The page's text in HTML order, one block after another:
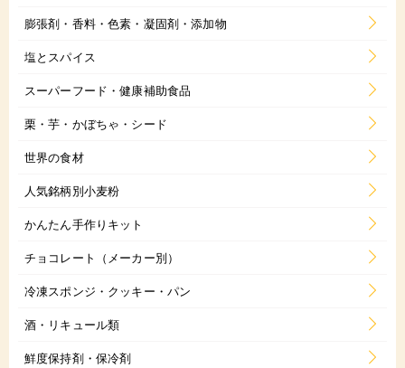
膨張剤・香料・色素・凝固剤・添加物
塩とスパイス
スーパーフード・健康補助食品
栗・芋・かぼちゃ・シード
世界の食材
人気銘柄別小麦粉
かんたん手作りキット
チョコレート（メーカー別）
冷凍スポンジ・クッキー・パン
酒・リキュール類
鮮度保持剤・保冷剤